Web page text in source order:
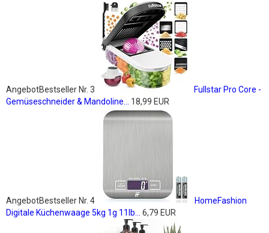
AngebotBestseller Nr. 3
Fullstar Pro Core -
Gemüseschneider & Mandoline...
18,99 EUR
AngebotBestseller Nr. 4
HomeFashion
Digitale Küchenwaage 5kg 1g 11lb...
6,79 EUR